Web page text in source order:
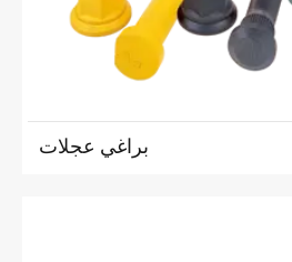
براغي عجلات